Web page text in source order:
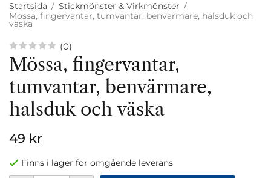
Startsida / Stickmönster & Virkmönster /
Mössa, fingervantar, tumvantar, benvärmare, halsduk och
väska
(0)
Mössa, fingervantar,
tumvantar, benvärmare,
halsduk och väska
49 kr
Finns i lager för omgående leverans